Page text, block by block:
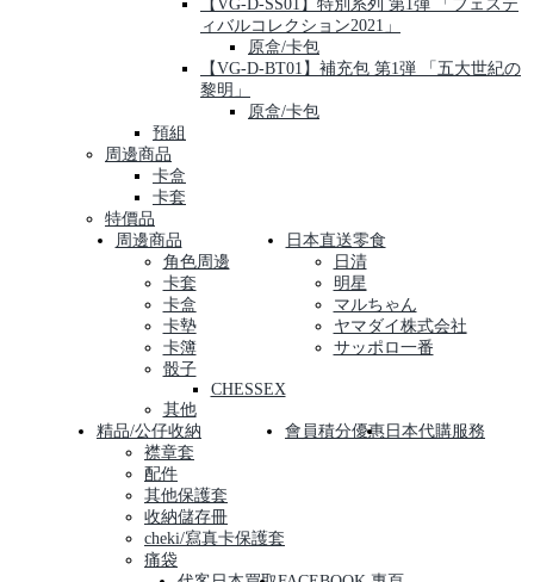
【VG-D-SS01】特別系列 第1弾 「フェステ
ィバルコレクション2021」
原盒/卡包
【VG-D-BT01】補充包 第1弾 「五大世紀の
黎明」
原盒/卡包
預組
周邊商品
卡盒
卡套
特價品
周邊商品
角色周邊
卡套
卡盒
卡墊
卡簿
骰子
CHESSEX
其他
日本直送零食
日清
明星
マルちゃん
ヤマダイ株式会社
サッポロ一番
精品/公仔收納
襟章套
配件
其他保護套
收納儲存冊
cheki/寫真卡保護套
痛袋
會員積分優惠 日本代購服務